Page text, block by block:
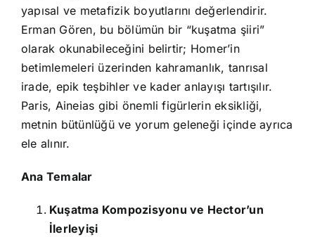
yapısal ve metafizik boyutlarını değerlendirir.
Erman Gören, bu bölümün bir “kuşatma şiiri”
olarak okunabileceğini belirtir; Homer’in
betimlemeleri üzerinden kahramanlık, tanrısal
irade, epik teşbihler ve kader anlayışı tartışılır.
Paris, Aineias gibi önemli figürlerin eksikliği,
metnin bütünlüğü ve yorum geleneği içinde ayrıca
ele alınır.
Ana Temalar
Kuşatma Kompozisyonu ve Hector’un
İlerleyişi